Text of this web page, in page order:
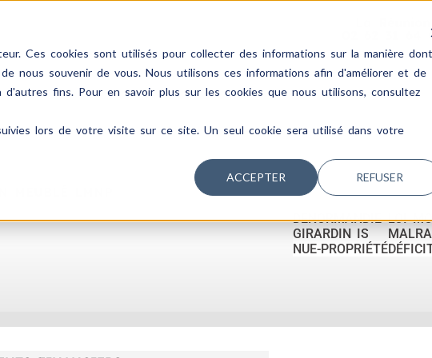
Ces cookies sont utilisés pour collecter des informations sur la manière dont
nous souvenir de vous. Nous utilisons ces informations afin d'améliorer et de
fins. Pour en savoir plus sur les cookies que nous utilisons, consultez
lors de votre visite sur ce site. Un seul cookie sera utilisé dans votre
ACCEPTER REFUSER
02 62 31 64
DENORMANDIE
GIRARDIN IS
NUE-PROPRIÉTÉ
LOI